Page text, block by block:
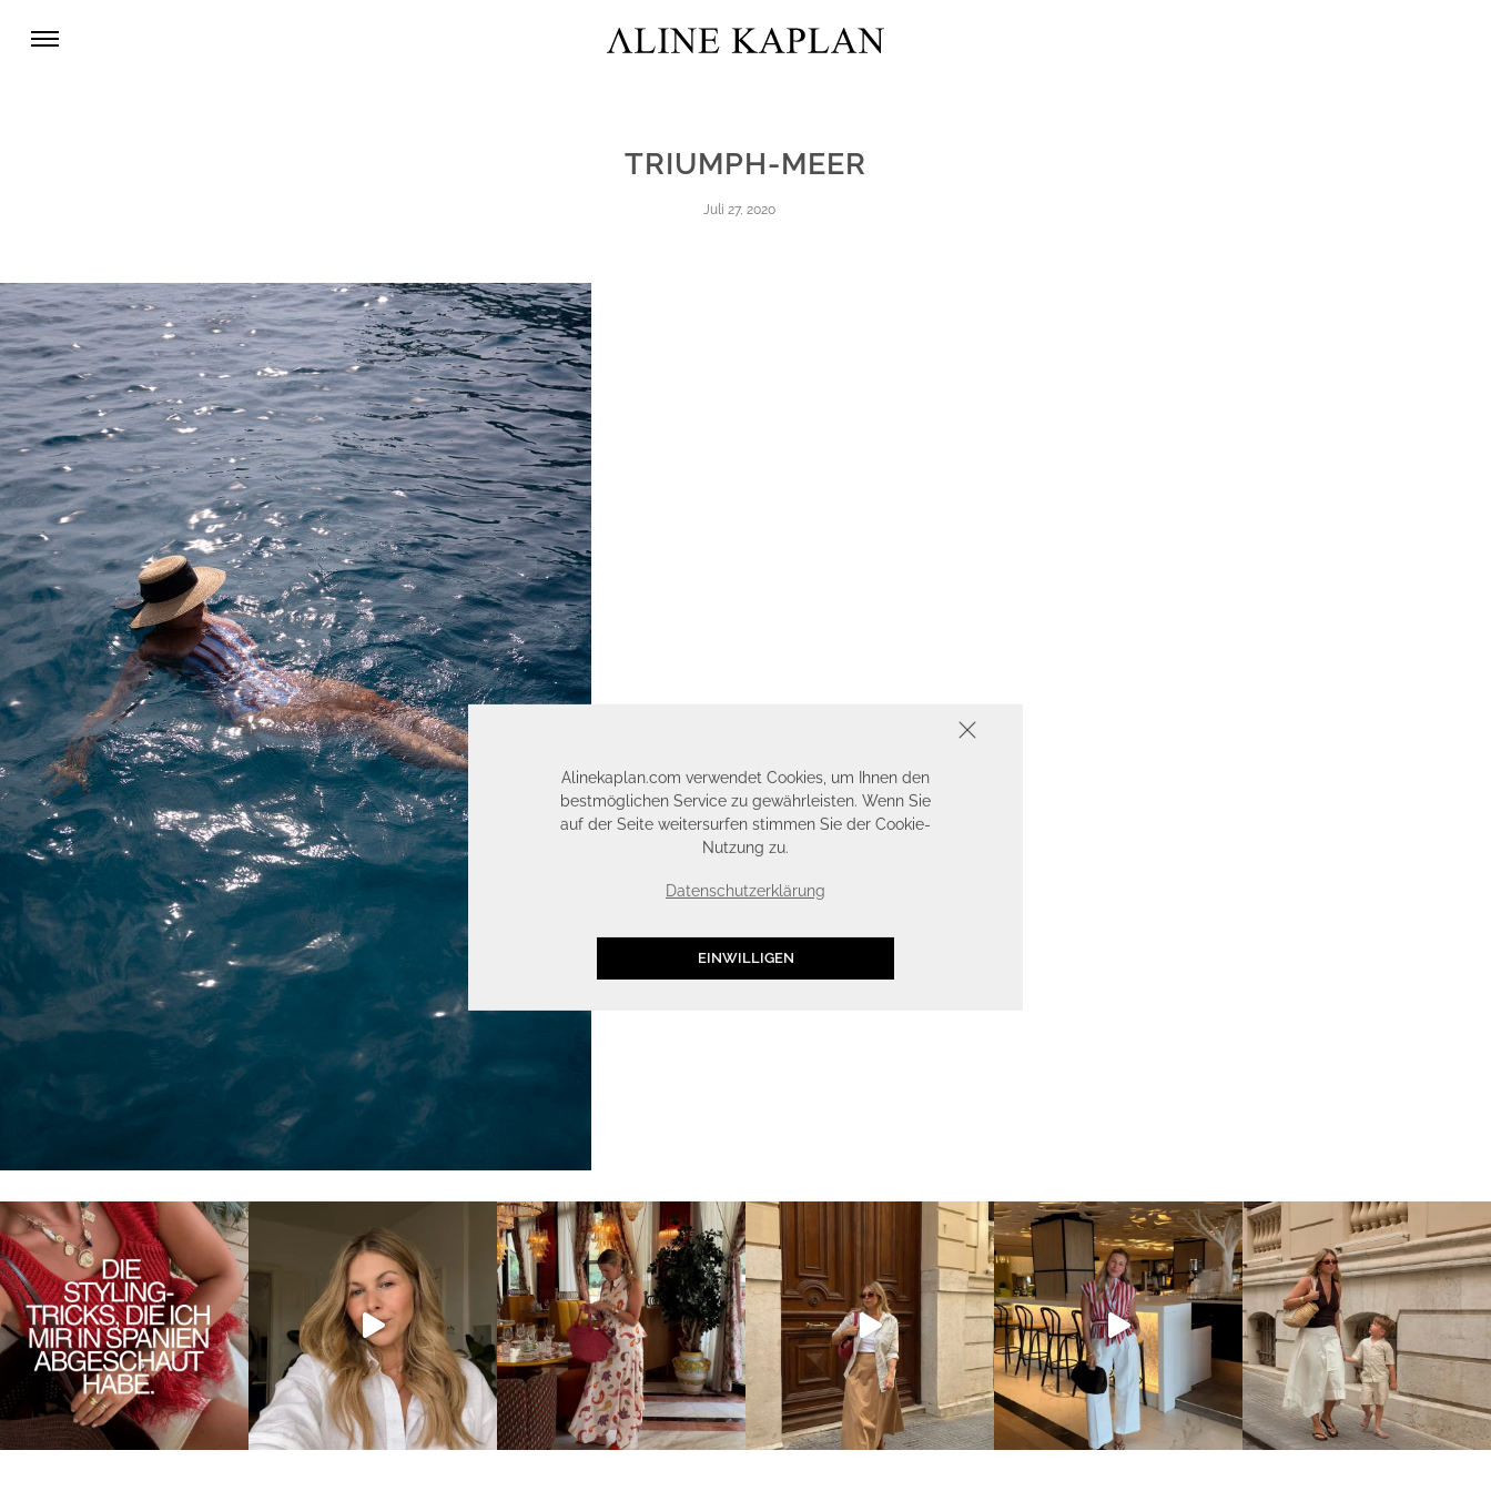
TRIUMPH-MEER
Juli 27, 2020
Alinekaplan.com verwendet Cookies, um Ihnen den
bestmöglichen Service zu gewährleisten. Wenn Sie
auf der Seite weitersurfen stimmen Sie der Cookie-
Nutzung zu.
Datenschutzerklärung
EINWILLIGEN